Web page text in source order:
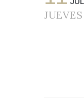
JUEVES